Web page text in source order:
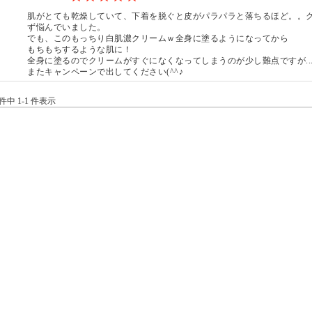
肌がとても乾燥していて、下着を脱ぐと皮がパラパラと落ちるほど。。
ず悩んでいました。
でも、このもっちり白肌濃クリームｗ全身に塗るようになってから
もちもちするような肌に！
全身に塗るのでクリームがすぐになくなってしまうのが少し難点ですが
またキャンペーンで出してください(^^♪
中 1-1 件表示